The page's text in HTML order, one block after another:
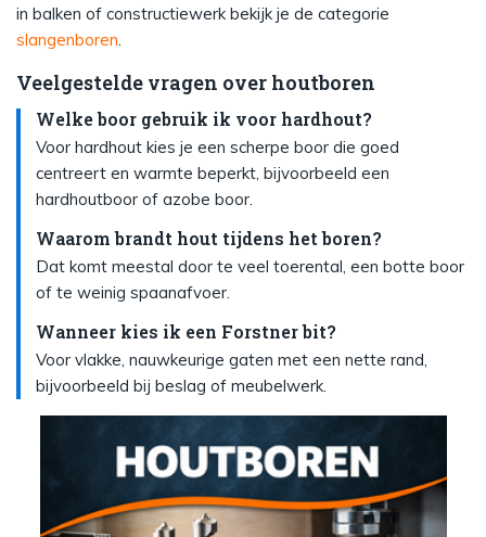
in balken of constructiewerk bekijk je de categorie
slangenboren.
Veelgestelde vragen over houtboren
Welke boor gebruik ik voor hardhout?
Voor hardhout kies je een scherpe boor die goed
centreert en warmte beperkt, bijvoorbeeld een
hardhoutboor of azobe boor.
Waarom brandt hout tijdens het boren?
Dat komt meestal door te veel toerental, een botte boor
of te weinig spaanafvoer.
Wanneer kies ik een Forstner bit?
Voor vlakke, nauwkeurige gaten met een nette rand,
bijvoorbeeld bij beslag of meubelwerk.